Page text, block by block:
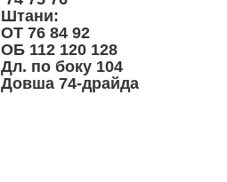
Штани:
ОТ 76 84 92
ОБ 112 120 128
Дл. по боку 104
Довша 74-драйда